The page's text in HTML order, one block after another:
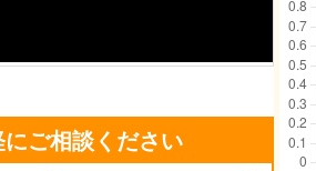
ご相談ください